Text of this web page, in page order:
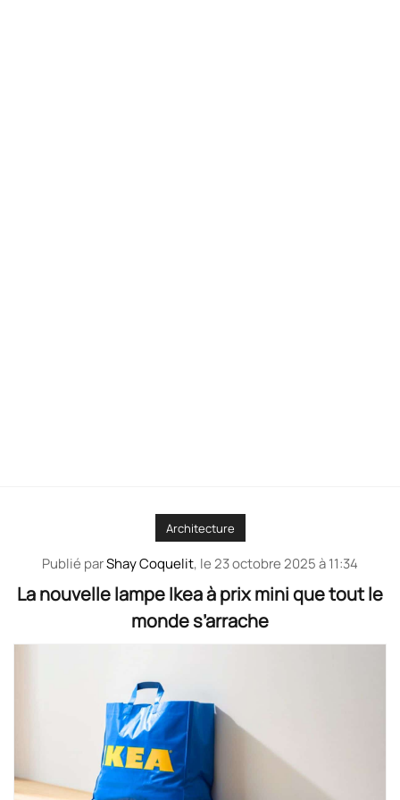
Architecture
Publié parShay Coquelit, le23 octobre 2025 à 11:34
La nouvelle lampe Ikea à prix mini que tout le
monde s’arrache